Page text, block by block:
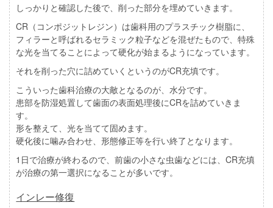
しっかりと確認した後で、削った部分を埋めていきます。
CR（コンポジットレジン）は歯科用のプラスチック樹脂に、
フィラーと呼ばれるセラミック粒子などを混ぜたもので、特殊
な光を当てることによって硬化が始まるようになっています。
それを削った穴に詰めていくというのがCR充填です。
こういった歯科治療の大敵となるのが、水分です。
患部を防湿処置して歯面の表面処理後にCRを詰めていきま
す。
形を整えて、光を当てて固めます。
硬化後に噛み合わせ、形態修正等を行い終了となります。
1日で治療が終わるので、前歯の小さな虫歯などには、CR充填
が治療の第一選択になることが多いです。
インレー修復